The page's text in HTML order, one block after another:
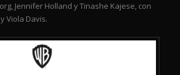
Jennifer Holland y Tinashe Kajese, con
Viola Davis.